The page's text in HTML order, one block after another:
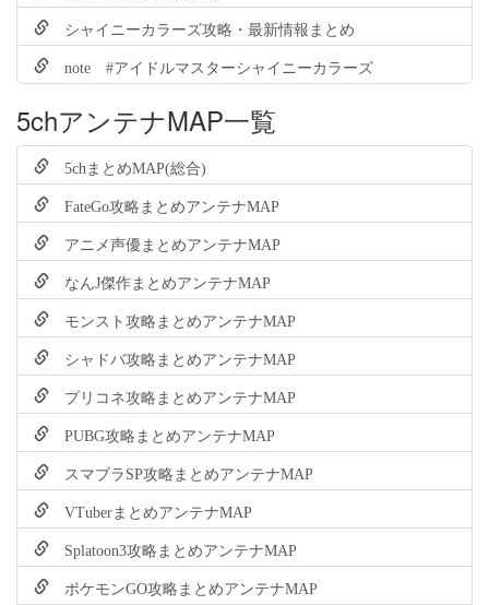
シャイニーカラーズ攻略・最新情報まとめ
note #アイドルマスターシャイニーカラーズ
5chアンテナMAP一覧
5chまとめMAP(総合)
FateGo攻略まとめアンテナMAP
アニメ声優まとめアンテナMAP
なんJ傑作まとめアンテナMAP
モンスト攻略まとめアンテナMAP
シャドバ攻略まとめアンテナMAP
プリコネ攻略まとめアンテナMAP
PUBG攻略まとめアンテナMAP
スマブラSP攻略まとめアンテナMAP
VTuberまとめアンテナMAP
Splatoon3攻略まとめアンテナMAP
ポケモンGO攻略まとめアンテナMAP